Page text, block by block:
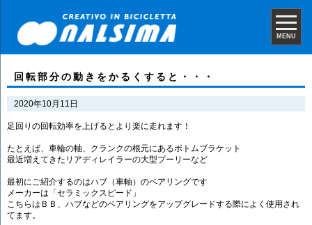
MENU
回転部分の動きをかるくすると・・・
2020年10月11日
足回りの回転効率を上げるとより楽に走れます！
たとえば、車輪の軸、クランクの根元にあるボトムブラケット
最近増えてきたリアディレイラーの大型プーリーなど
最初にご紹介するのはハブ（車軸）のベアリングです
メーカーは「セラミックスピード」
こちらはＢＢ、ハブなどのベアリングをアップグレードする際によく使用され
てます。